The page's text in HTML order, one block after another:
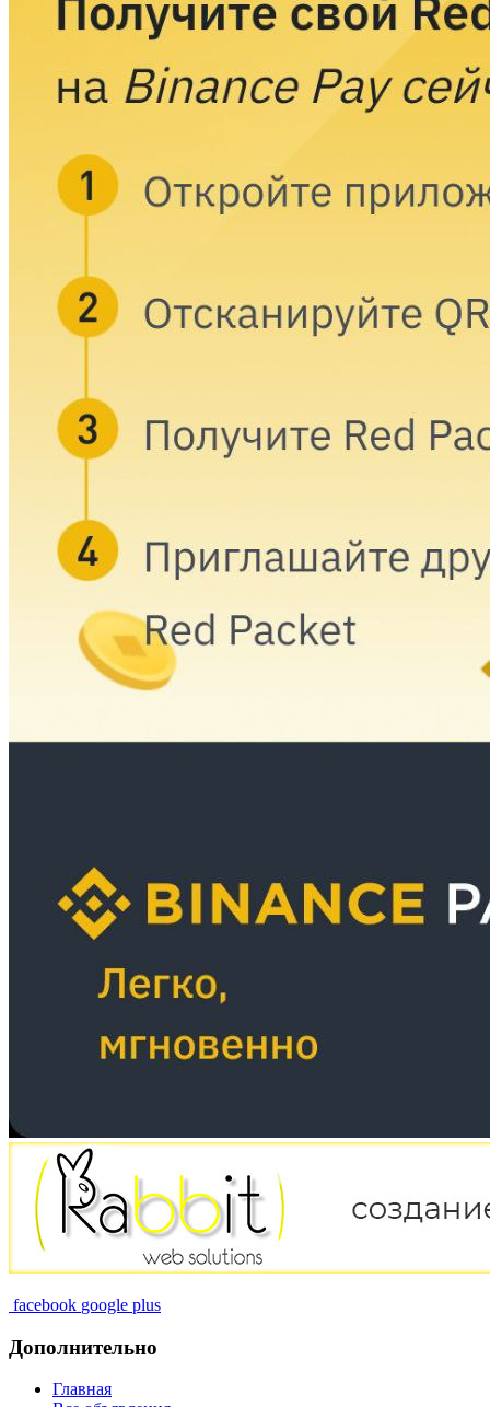
facebook google plus
Дополнительно
Главная